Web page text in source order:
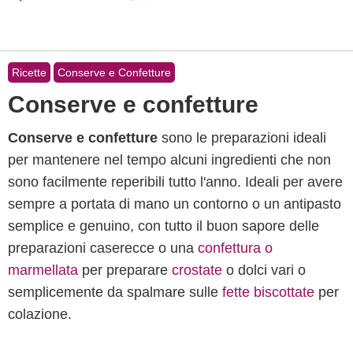
Ricette Conserve e Confetture
Conserve e confetture
Conserve e confetture sono le preparazioni ideali
per mantenere nel tempo alcuni ingredienti che non
sono facilmente reperibili tutto l'anno. Ideali per avere
sempre a portata di mano un contorno o un antipasto
semplice e genuino, con tutto il buon sapore delle
preparazioni caserecce o una confettura o
marmellata per preparare crostate o dolci vari o
semplicemente da spalmare sulle fette biscottate per
colazione.